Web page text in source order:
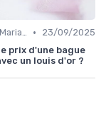
Bijoux de Mariage et de Fiançailles •
23/09/2025
prix d'une bague
un louis d'or ?